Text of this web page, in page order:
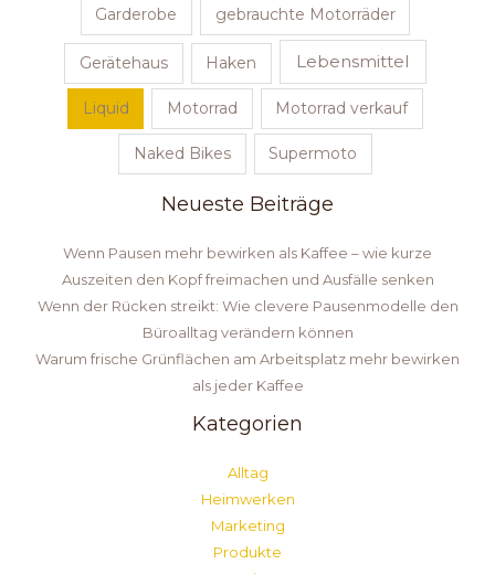
Garderobe gebrauchte Motorräder
Gerätehaus Haken Lebensmittel
Liquid Motorrad Motorrad verkauf
Naked Bikes Supermoto
Neueste Beiträge
Wenn Pausen mehr bewirken als Kaffee – wie kurze
Auszeiten den Kopf freimachen und Ausfälle senken
Wenn der Rücken streikt: Wie clevere Pausenmodelle den
Büroalltag verändern können
Warum frische Grünflächen am Arbeitsplatz mehr bewirken
als jeder Kaffee
Kategorien
Alltag
Heimwerken
Marketing
Produkte